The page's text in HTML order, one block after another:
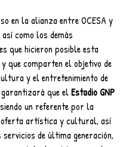
en la alianza entre OCESA y
así como los demás
que hicieron posible esta
que comparten el objetivo de
y el entretenimiento de
que el Estadio GNP
un referente por la
oferta artística y cultural, así
de última generación,